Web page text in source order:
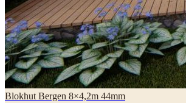
Blokhut Bergen 8×4,2m 44mm